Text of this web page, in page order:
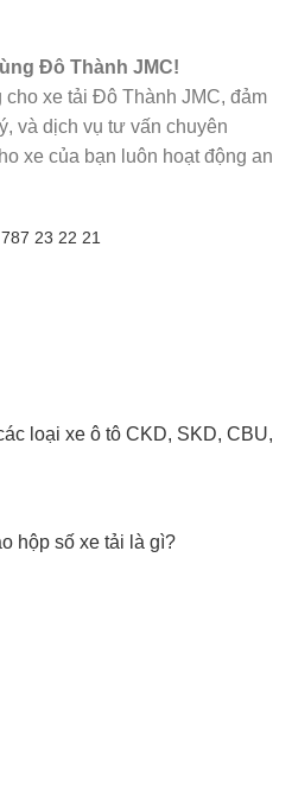
Đô Thành JMC!
xe tải Đô Thành JMC, đảm
và dịch vụ tư vấn chuyên
xe của bạn luôn hoạt động an
23 22 21
loại xe ô tô CKD, SKD, CBU,
hộp số xe tải là gì?